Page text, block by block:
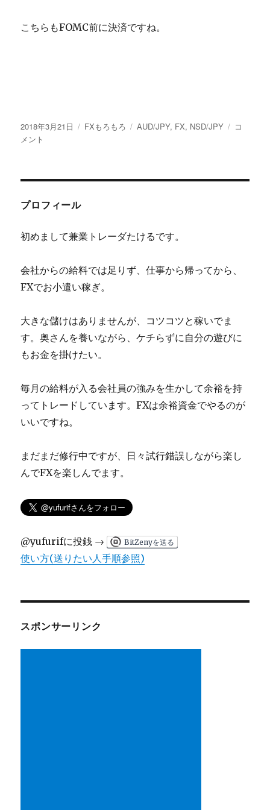
こちらもFOMC前に決済ですね。
投
稿
2018年3月21日
カ
ー
FXもろもろ
タ
AUD/JPY, FX, NSD/JPY
2018/03/
ー
に
コ
メント
プロフィール
初めまして兼業トレーダたけるです。
会社からの給料では足りず、仕事から帰ってから、
FXでお小遣い稼ぎ。
大きな儲けはありませんが、コツコツと稼いでま
す。奥さんを養いながら、ケチらずに自分の遊びに
もお金を掛けたい。
毎月の給料が入る会社員の強みを生かして余裕を持
ってトレードしています。FXは余裕資金でやるのが
いいですね。
まだまだ修行中ですが、日々試行錯誤しながら楽し
んでFXを楽しんでます。
@yufurifに投銭 → BitZenyを送る
使い方(送りたい人手順参照)
スポンサーリンク